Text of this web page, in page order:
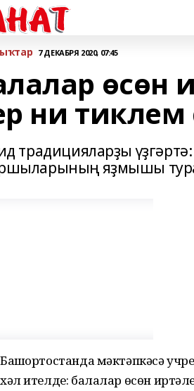
7 ДЕКАБРЯ 2020, 07:45
өсөн
ни тиклем
традицияларҙы
яҙмышы
Башҡортостанда мәктәпкәсә
хәл ителде: балалар өсөн